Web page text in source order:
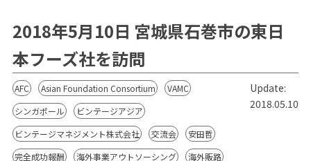
2018年5月10日 宮城県石巻市の東日
本フーズ社を訪問
AFC Asian Foundation Consortium
VAMC
シンガポール
ビンテージアジア
ビンテージマネジメント株式会社
交流会
安田哲
完全成功報酬
海外事業アウトソーシング 海外販路
Update:
2018.05.10